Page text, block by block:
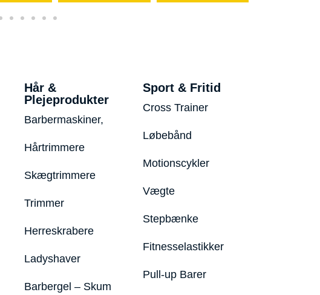
Hår &
Plejeprodukter
Barbermaskiner,
Hårtrimmere
Skægtrimmere
Trimmer
Herreskrabere
Ladyshaver
Barbergel – Skum
Sport & Fritid
Cross Trainer
Løbebånd
Motionscykler
Vægte
Stepbænke
Fitnesselastikker
Pull-up Barer